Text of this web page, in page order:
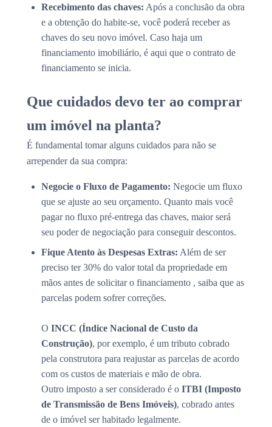
Recebimento das chaves: Após a conclusão da obra
e a obtenção do habite-se, você poderá receber as
chaves do seu novo imóvel. Caso haja um
financiamento imobiliário, é aqui que o contrato de
financiamento se inicia.
Que cuidados devo ter ao comprar
um imóvel na planta?
É fundamental tomar alguns cuidados para não se
arrepender da sua compra:
Negocie o Fluxo de Pagamento: Negocie um fluxo
que se ajuste ao seu orçamento. Quanto mais você
pagar no fluxo pré-entrega das chaves, maior será
seu poder de negociação para conseguir descontos.
Fique Atento às Despesas Extras: Além de ser
preciso ter 30% do valor total da propriedade em
mãos antes de solicitar o financiamento , saiba que as
parcelas podem sofrer correções.
O INCC (Índice Nacional de Custo da
Construção), por exemplo, é um tributo cobrado
pela construtora para reajustar as parcelas de acordo
com os custos de materiais e mão de obra.
Outro imposto a ser considerado é o ITBI (Imposto
de Transmissão de Bens Imóveis), cobrado antes
de o imóvel ser habitado legalmente.